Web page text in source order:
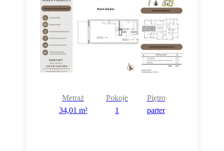
Metraż
34,01 m²
Pokoje
1
Piętro
parter